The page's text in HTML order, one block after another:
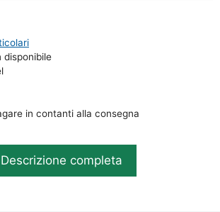
disponibile
in contanti alla consegna
Descrizione completa